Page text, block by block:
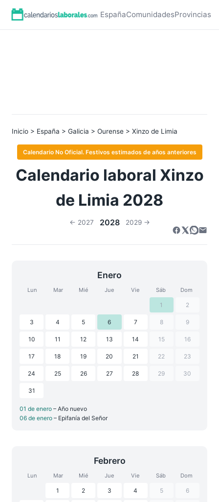
EspañaComunidadesProvincias
Inicio > España > Galicia > Ourense > Xinzo de Limia
Calendario No Oficial. Festivos estimados de años anteriores
Calendario laboral Xinzo
de Limia 2028
← 2027 2028 2029 →
Enero
Lun Mar Mié Jue Vie Sáb Dom
1 2
3 4 5 6 7 8 9
10 11 12 13 14 15 16
17 18 19 20 21 22 23
24 25 26 27 28 29 30
31
01 de enero – Año nuevo
06 de enero – Epifanía del Señor
Febrero
Lun Mar Mié Jue Vie Sáb Dom
1 2 3 4 5 6